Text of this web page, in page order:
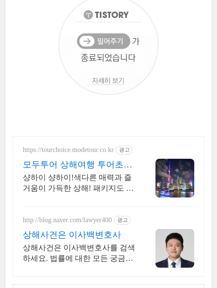
https://tourchoice.modetour.co.kr 광고
모두투어 상해여행 투어초이
스
샹하이 샹하이!색다른 매력과 즐
거움이 가득한 상해! 패키지도 O
이 좋아하는 디즈니랜드까지!
http://blog.naver.com/lawyer400 광고
상해사건은 이사백변호사
상해사건은 이사백변호사를 검색
하세요. 법률에 대한 모든 궁금증